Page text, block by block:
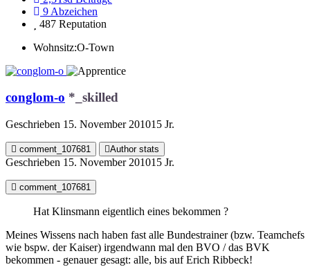
9 Abzeichen
487 Reputation
Wohnsitz:O-Town
conglom-o *_skilled
Geschrieben 15. November 201015 Jr.
comment_107681 Author stats
Geschrieben 15. November 201015 Jr.
comment_107681
Hat Klinsmann eigentlich eines bekommen ?
Meines Wissens nach haben fast alle Bundestrainer (bzw. Teamchefs
wie bspw. der Kaiser) irgendwann mal den BVO / das BVK
bekommen - genauer gesagt: alle, bis auf Erich Ribbeck!